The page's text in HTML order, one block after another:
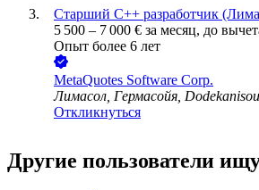
Старший С++ разработчик
5 500 – 7 000 € за месяц, до
Опыт более 6 лет
MetaQuotes Software Corp.
Лимасол, Гермасойя, Dodekanisou
Откликнуться
Другие пользователи